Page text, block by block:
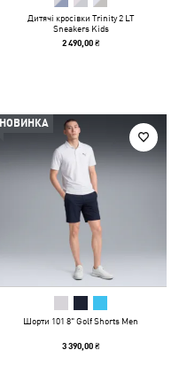
Дитячі кросівки Trinity 2 LT
Sneakers Kids
2 490,00 ₴
НОВИНКА
Шорти 101 8" Golf Shorts Men
3 390,00 ₴